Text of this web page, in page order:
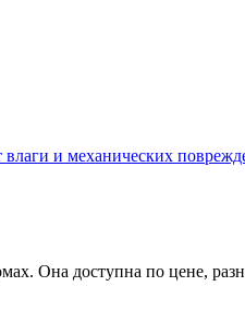
и механических
Она доступна по цене,